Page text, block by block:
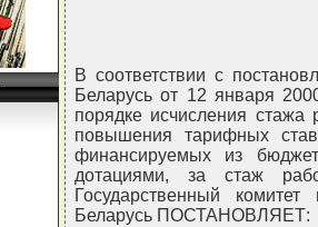
В соответствии с
Беларусь от 12 января
порядке исчисления стажа
повышения тарифных
финансируемых из
дотациями, за стаж
Государственный
Беларусь ПОСТАНОВЛЯЕТ: